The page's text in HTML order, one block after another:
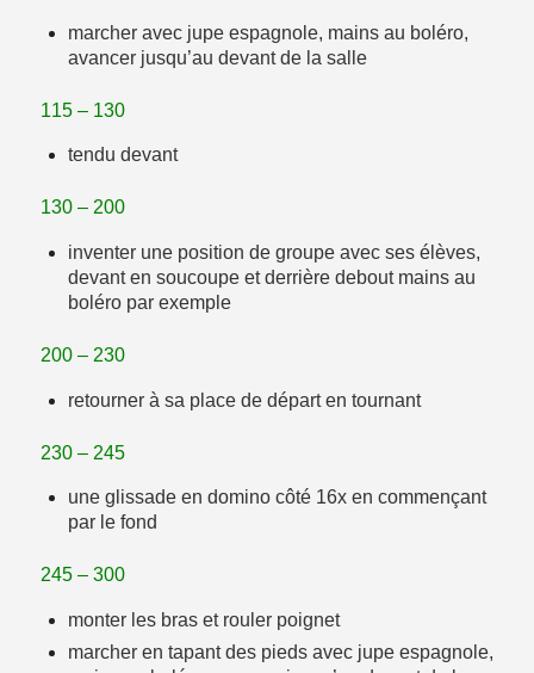
marcher avec jupe espagnole, mains au boléro,
avancer jusqu’au devant de la salle
115 – 130
tendu devant
130 – 200
inventer une position de groupe avec ses élèves,
devant en soucoupeet derrière debout mains au
boléro par exemple
200 – 230
retourner à sa place de départ en tournant
230 – 245
une glissadeen domino côté16x en commençant
par le fond
245 – 300
monter les bras et rouler poignet
marcher en tapant des pieds avec jupe espagnole,